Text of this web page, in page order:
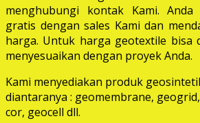
menghubungi kontak Kami.
gratis dengan sales Kami dan
harga. Untuk harga geotextile bisa
menyesuaikan dengan proyek Anda.
Kami menyediakan produk
diantaranya : geomembrane,
cor, geocell dll.